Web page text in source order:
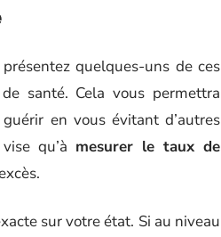
quelques-uns de ces
santé. Cela vous permettra
en vous évitant d’autres
qu’à mesurer le taux de
sur votre état. Si au niveau